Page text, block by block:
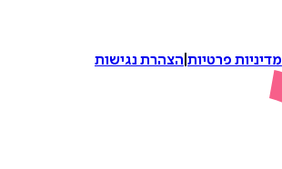
מדיניות פרטיות הצהרת נגישות